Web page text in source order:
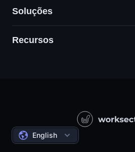
Soluções
Agências de marketing digital
Projetos Governamentais/Sociais
Gerenciamento de projetos
Recursos
Acordos
English